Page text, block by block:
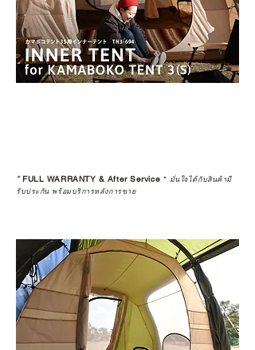
*FULL WARRANTY & After Service * มั่นใจได้กับสินค้ามี
รับประกัน พร้อมบริการหลังการขาย